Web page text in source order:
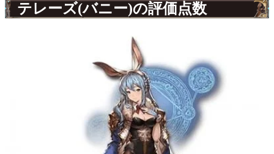
テレーズ(バニー)の評価点数